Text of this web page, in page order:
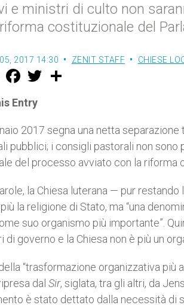
e ministri di culto non
costituzionale del
2017 14:30 ZENIT STAFF CHIESE
M
e
s
e
g
e
r
F
a
e
b
o
k
w
Entry
2017 segna una netta
pubblici; i consigli pastorali non sono
del processo avviato con la riforma
la Chiesa luterana — pur
la religione di Stato, ma “una
suo organismo più importante”.
di governo e la Chiesa non è più un
“trasformazione organizzativa più
dal Sir, siglata, tra gli altri, da
è stato dettato dalla necessità di